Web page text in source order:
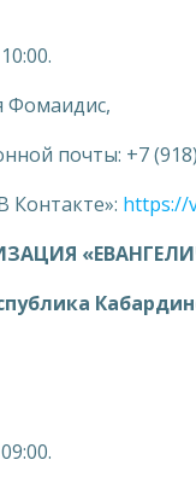
Фомаидис,
почты: +7
Контакте»: https://